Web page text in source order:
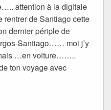
attention à la digitale
rentrer de Santiago cette
dernier périple de
Santiago…… moi j’y
…en voiture……..
ton voyage avec